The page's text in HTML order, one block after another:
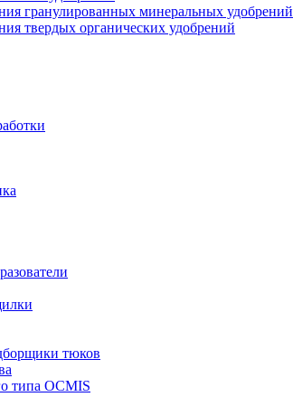
гранулированных минеральных удобрений
твердых органических удобрений
тюков
типа OCMIS